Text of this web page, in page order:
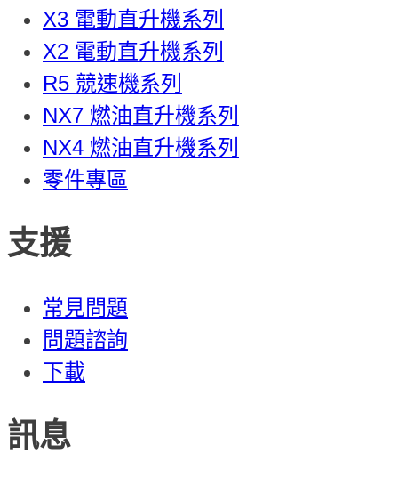
X3 電動直升機系列
X2 電動直升機系列
R5 競速機系列
NX7 燃油直升機系列
NX4 燃油直升機系列
零件專區
支援
常見問題
問題諮詢
下載
訊息